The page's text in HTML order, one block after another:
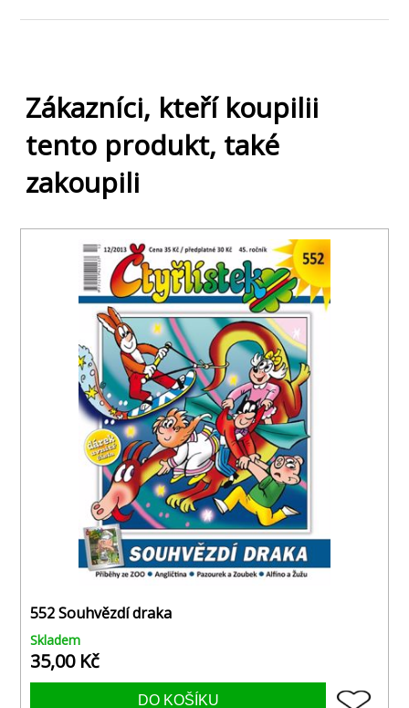
Zákazníci, kteří koupilii
tento produkt, také
zakoupili
552 Souhvězdí draka
Skladem
35,00 Kč